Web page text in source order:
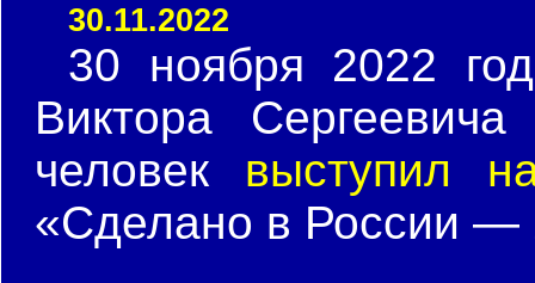
30.11.2022
30 ноября 2022
Виктора
человек выступил
«Сделано в России —